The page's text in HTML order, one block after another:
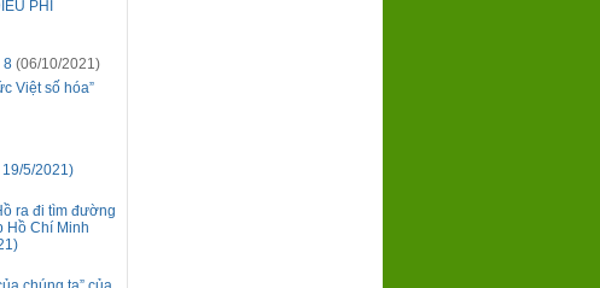
PHI
8 (06/10/2021)
Việt số hóa”
5/2021)
ra đi tìm đường
Hồ Chí Minh